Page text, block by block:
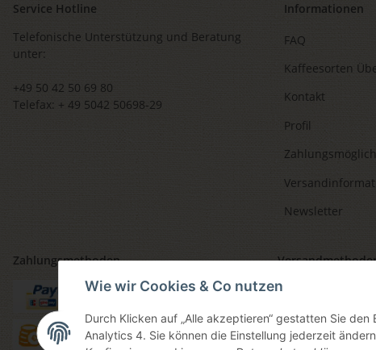
Wie wir Cookies & Co nutzen
Durch Klicken auf „Alle akzeptieren“ gestatten Sie
Analytics 4. Sie können die Einstellung jederzeit
Service Hotline
Telefonische Unterstützung und Beratung
unter:
+49 50 42 50 69 80
Telefax: + 49 5042 50698-29
Informationen
FAQ
Kaffeesorten
Kontakt
Profil
Newsletter
Zahlungsmethoden